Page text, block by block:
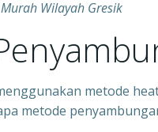
Wilayah Gresik
metode
metode